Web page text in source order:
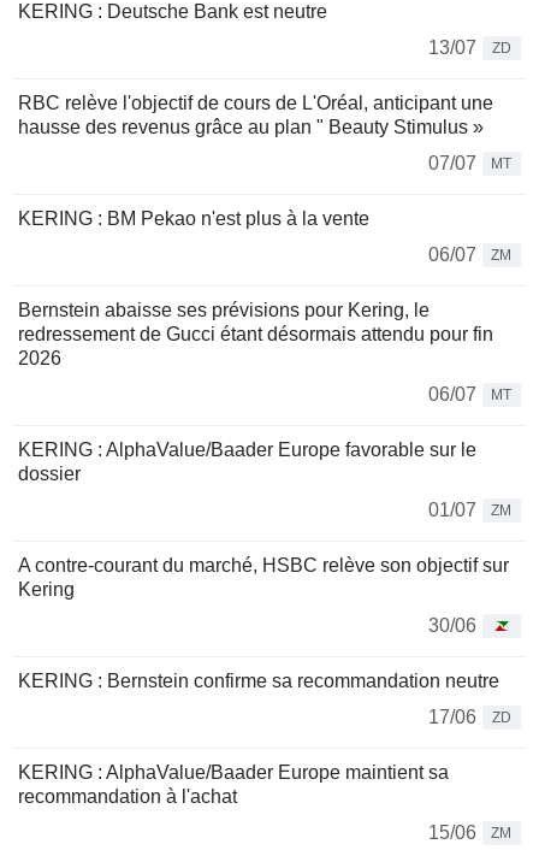
KERING : Deutsche Bank est neutre
13/07
ZD
RBC relève l'objectif de cours de L'Oréal, anticipant une
hausse des revenus grâce au plan " Beauty Stimulus »
07/07
MT
KERING : BM Pekao n'est plus à la vente
06/07
ZM
Bernstein abaisse ses prévisions pour Kering, le
redressement de Gucci étant désormais attendu pour fin
2026
06/07
MT
KERING : AlphaValue/Baader Europe favorable sur le
dossier
01/07
ZM
A contre-courant du marché, HSBC relève son objectif sur
Kering
30/06
KERING : Bernstein confirme sa recommandation neutre
17/06
ZD
KERING : AlphaValue/Baader Europe maintient sa
recommandation à l'achat
15/06
ZM